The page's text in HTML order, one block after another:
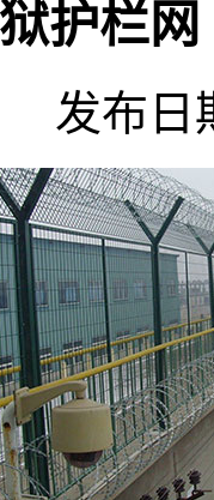
护栏网
发布日